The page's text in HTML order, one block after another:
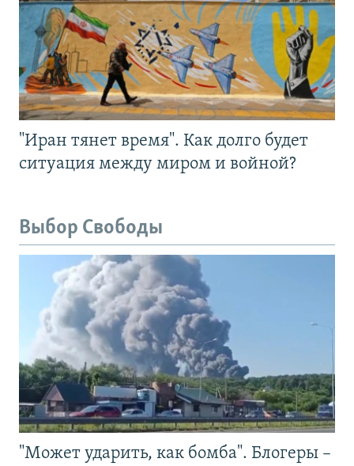
"Иран тянет время". Как долго будет
ситуация между миром и войной?
Выбор Свободы
"Может ударить, как бомба". Блогеры –